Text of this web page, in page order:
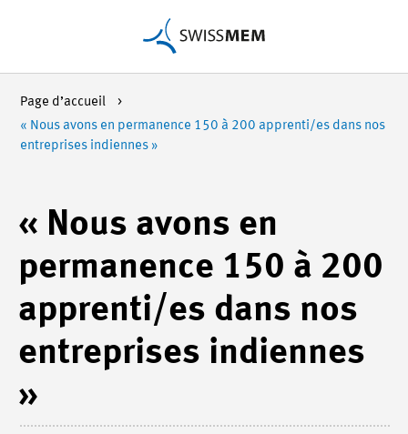
Page d’accueil
« Nous avons en permanence 150 à 200 apprenti/es dans nos
entreprises indiennes »
« Nous avons en
permanence 150 à 200
apprenti/es dans nos
entreprises indiennes
»